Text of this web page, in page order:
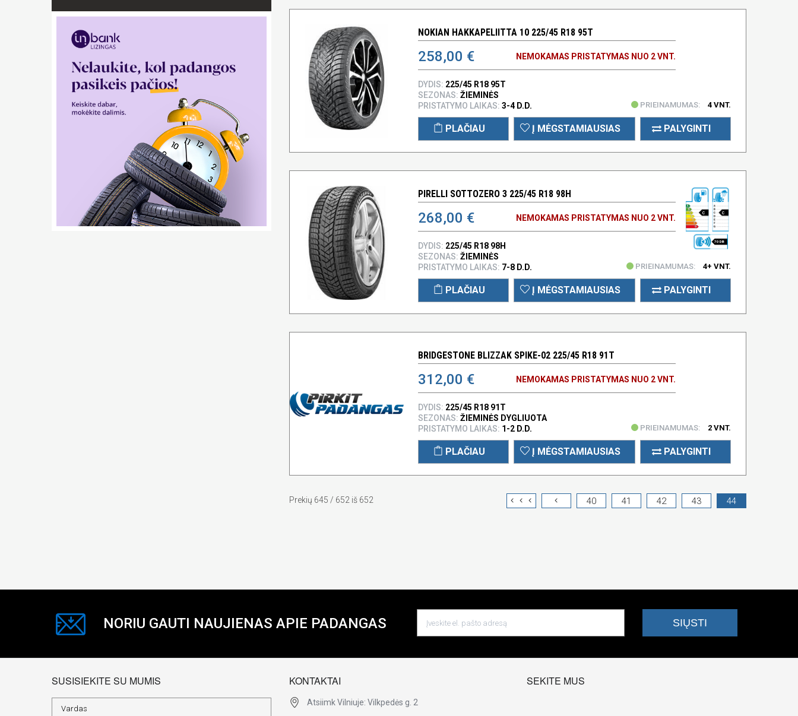
NOKIAN HAKKAPELIITTA 10 225/45 R18 95T
258,00 € NEMOKAMAS PRISTATYMAS NUO 2 VNT.
DYDIS: 225/45 R18 95T
SEZONAS: ŽIEMINĖS
PRISTATYMO LAIKAS: 3-4 D.D. PRIEINAMUMAS: 4 VNT.
PLAČIAU Į MĖGSTAMIAUSIAS PALYGINTI
PIRELLI SOTTOZERO 3 225/45 R18 98H
268,00 € NEMOKAMAS PRISTATYMAS NUO 2 VNT.
C C
70 DB
DYDIS: 225/45 R18 98H
SEZONAS: ŽIEMINĖS
PRISTATYMO LAIKAS: 7-8 D.D. PRIEINAMUMAS: 4+ VNT.
PLAČIAU Į MĖGSTAMIAUSIAS PALYGINTI
BRIDGESTONE BLIZZAK SPIKE-02 225/45 R18 91T
312,00 € NEMOKAMAS PRISTATYMAS NUO 2 VNT.
DYDIS: 225/45 R18 91T
SEZONAS: ŽIEMINĖS DYGLIUOTA
PRISTATYMO LAIKAS: 1-2 D.D. PRIEINAMUMAS: 2 VNT.
PLAČIAU Į MĖGSTAMIAUSIAS PALYGINTI
Prekių 645 / 652 iš 652 40 41 42 43 44
NORIU GAUTI NAUJIENAS APIE PADANGAS
SUSISIEKITE SU MUMIS KONTAKTAI
Atsiimk Vilniuje: Vilkpedės g. 2
SEKITE MUS